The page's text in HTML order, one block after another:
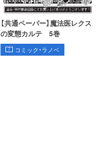
【共通ペーパー】魔法医レクス
の変態カルテ 5巻
コミック・ラノベ